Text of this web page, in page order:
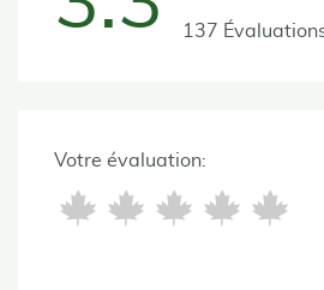
137
Votre évaluation: